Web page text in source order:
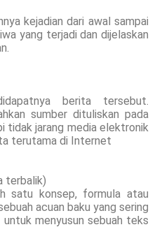
kejadian dari awal sampai
yang terjadi dan dijelaskan
berita tersebut.
sumber dituliskan pada
tidak jarang media elektronik
terutama di Internet
terbalik)
satu konsep, formula atau
acuan baku yang sering
menyusun sebuah teks